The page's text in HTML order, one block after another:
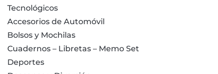
Tecnológicos
Accesorios de Automóvil
Bolsos y Mochilas
Cuadernos – Libretas – Memo Set
Deportes